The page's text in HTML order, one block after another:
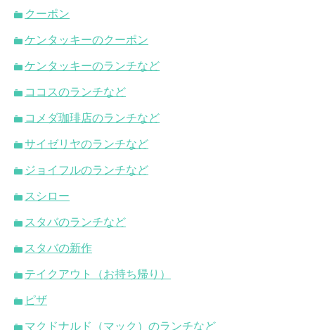
クーポン
ケンタッキーのクーポン
ケンタッキーのランチなど
ココスのランチなど
コメダ珈琲店のランチなど
サイゼリヤのランチなど
ジョイフルのランチなど
スシロー
スタバのランチなど
スタバの新作
テイクアウト（お持ち帰り）
ピザ
マクドナルド（マック）のランチなど